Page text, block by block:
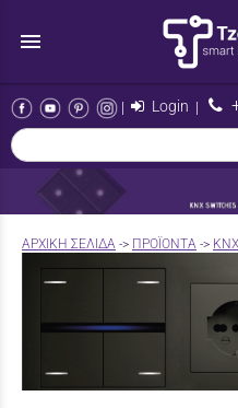
menu
| Login |
AΡΧΙΚΉ ΣΕΛΊΔΑ -> ΠΡΟΪΟΝΤΑ ->